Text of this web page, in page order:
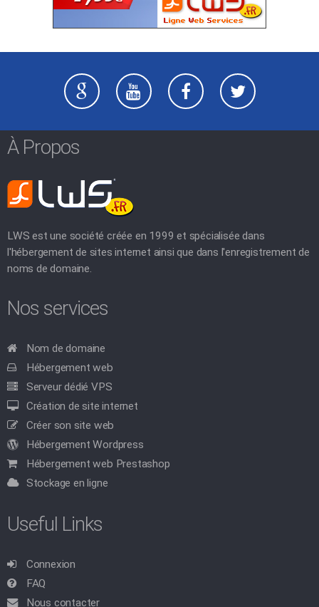
À Propos
LWS est une société créée en 1999 et spécialisée dans
l'hébergement de sites internet ainsi que dans l'enregistrement de
noms de domaine.
Nos services
Nom de domaine
Hébergement web
Serveur dédié VPS
Création de site internet
Créer son site web
Hébergement Wordpress
Hébergement web Prestashop
Stockage en ligne
Useful Links
Connexion
FAQ
Nous contacter